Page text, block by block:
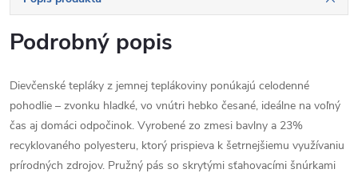
Podrobný popis
Dievčenské tepláky z jemnej teplákoviny ponúkajú celodenné
pohodlie – zvonku hladké, vo vnútri hebko česané, ideálne na voľný
čas aj domáci odpočinok. Vyrobené zo zmesi bavlny a 23%
recyklovaného polyesteru, ktorý prispieva k šetrnejšiemu využívaniu
prírodných zdrojov. Pružný pás so skrytými sťahovacími šnúrkami